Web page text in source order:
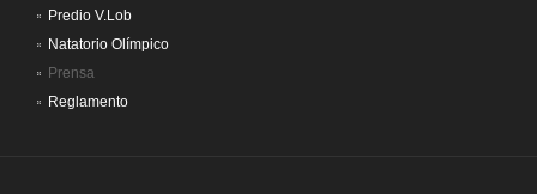
Predio V.Lob
Natatorio Olímpico
Prensa
Reglamento